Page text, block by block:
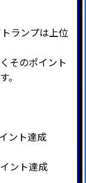
ランプは上位
そのポイント
。
ント達成
ント達成